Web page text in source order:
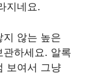
지네요.
지 않는 높은
하세요. 알록
보여서 그냥